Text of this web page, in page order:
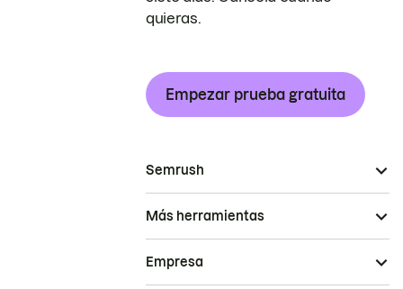
quieras.
Empezar prueba gratuita
Semrush
Más herramientas
Empresa